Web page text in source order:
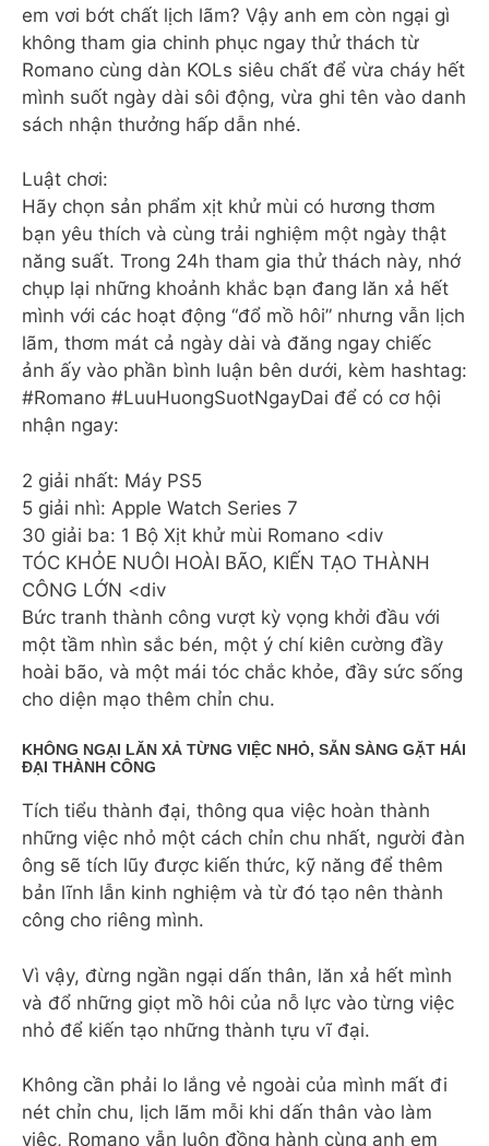
em vơi bớt chất lịch lãm? Vậy anh em còn ngại gì
không tham gia chinh phục ngay thử thách từ
Romano cùng dàn KOLs siêu chất để vừa cháy hết
mình suốt ngày dài sôi động, vừa ghi tên vào danh
sách nhận thưởng hấp dẫn nhé.
Luật chơi:
Hãy chọn sản phẩm xịt khử mùi có hương thơm
bạn yêu thích và cùng trải nghiệm một ngày thật
năng suất. Trong 24h tham gia thử thách này, nhớ
chụp lại những khoảnh khắc bạn đang lăn xả hết
mình với các hoạt động “đổ mồ hôi” nhưng vẫn lịch
lãm, thơm mát cả ngày dài và đăng ngay chiếc
ảnh ấy vào phần bình luận bên dưới, kèm hashtag:
#Romano #LuuHuongSuotNgayDai để có cơ hội
nhận ngay:
2 giải nhất: Máy PS5
5 giải nhì: Apple Watch Series 7
30 giải ba: 1 Bộ Xịt khử mùi Romano <div
TÓC KHỎE NUÔI HOÀI BÃO, KIẾN TẠO THÀNH
CÔNG LỚN <div
Bức tranh thành công vượt kỳ vọng khởi đầu với
một tầm nhìn sắc bén, một ý chí kiên cường đầy
hoài bão, và một mái tóc chắc khỏe, đầy sức sống
cho diện mạo thêm chỉn chu.
KHÔNG NGẠI LĂN XẢ TỪNG VIỆC NHỎ, SẴN SÀNG GẶT HÁI
ĐẠI THÀNH CÔNG
Tích tiểu thành đại, thông qua việc hoàn thành
những việc nhỏ một cách chỉn chu nhất, người đàn
ông sẽ tích lũy được kiến thức, kỹ năng để thêm
bản lĩnh lẫn kinh nghiệm và từ đó tạo nên thành
công cho riêng mình.
Vì vậy, đừng ngần ngại dấn thân, lăn xả hết mình
và đổ những giọt mồ hôi của nỗ lực vào từng việc
nhỏ để kiến tạo những thành tựu vĩ đại.
Không cần phải lo lắng vẻ ngoài của mình mất đi
nét chỉn chu, lịch lãm mỗi khi dấn thân vào làm
việc, Romano vẫn luôn đồng hành cùng anh em